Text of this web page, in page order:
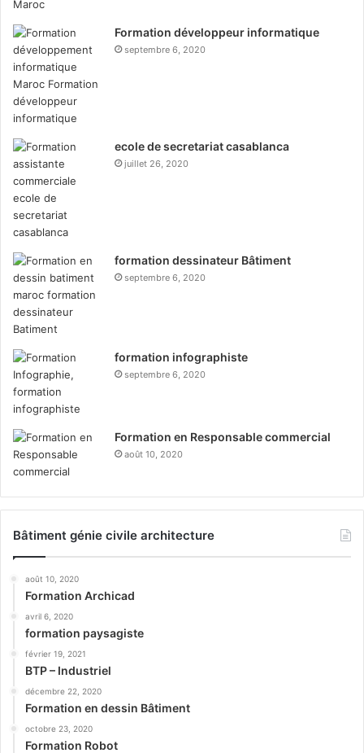
Formation développeur informatique
septembre 6, 2020
ecole de secretariat casablanca
juillet 26, 2020
formation dessinateur Bâtiment
septembre 6, 2020
formation infographiste
septembre 6, 2020
Formation en Responsable commercial
août 10, 2020
Bâtiment génie civile architecture
août 10, 2020
Formation Archicad
avril 6, 2020
formation paysagiste
février 19, 2021
BTP – Industriel
décembre 22, 2020
Formation en dessin Bâtiment
octobre 23, 2020
Formation Robot